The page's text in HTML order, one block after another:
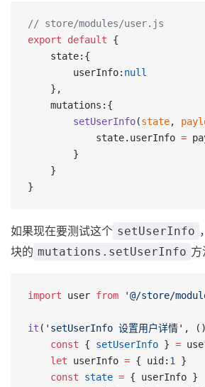
// store/modules/user.js
export default {
    state:{
        userInfo:
null
    },
    mutations:{
        setUserInfo
(state,
            state.userInfo
=
        }
    }
}
如果现在要测试这个 setUserInfo
块的 mutations.setUserInfo
import user from '@/store/
it ( 'setUserInfo 设置用户详情' ,
    const
{ setUserInfo } =
    let
userInfo = { uid: 1
}
    const
state = { userInfo }